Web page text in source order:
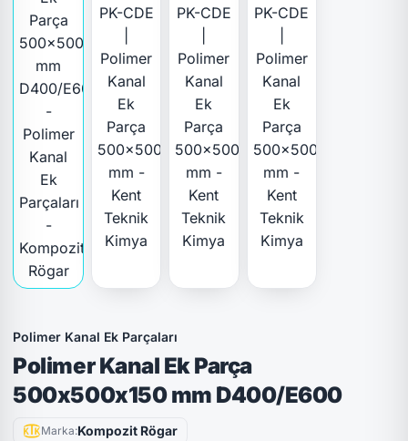
Polimer Kanal Ek Parçaları
Polimer Kanal Ek Parça
500x500x150 mm D400/E600
Marka:Kompozit Rögar